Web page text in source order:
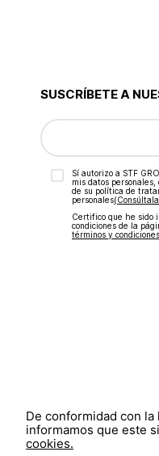
SUSCRÍBETE A
Sí autorizo a STF
mis datos
de su política de
personales‎
Certifico que he sido
condiciones de la
términos y
De conformidad con
informamos que este
cookies.